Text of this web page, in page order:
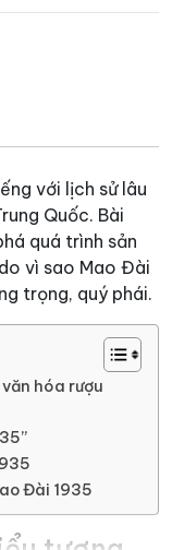
với lịch sử lâu
Quốc. Bài
quá trình sản
vì sao Mao Đài
trọng, quý phái.
hóa rượu
Đài 1935